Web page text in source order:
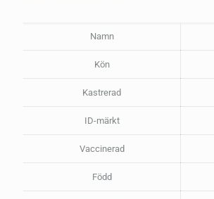
Namn
Kön
Kastrerad
ID-märkt
Vaccinerad
Född